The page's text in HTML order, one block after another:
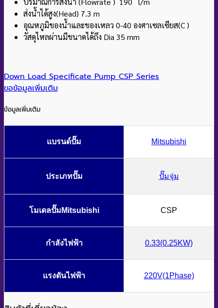
ส่งน้ำได้สูง(Head) 7.3 m
อุณหภูมิของน้ำและของเหลว 0-40 องศาเซลเซียส(C )
วัสดุไหลผ่านมีขนาดได้ถึง Dia 35 mm
Down Load Specificate Pump CSP Series
ขอข้อมูลเพิ่มเติม
ข้อมูลเพิ่มเติม
แบรนด์ปั๊ม Mitsubishi
ประเภทปั๊ม ปั๊มจุ่ม
โมเดลปั๊มMitsubishi CSP
กำลังไฟฟ้า 0.33(0.25KW)
แรงดันไฟฟ้า 220V(1Phase)